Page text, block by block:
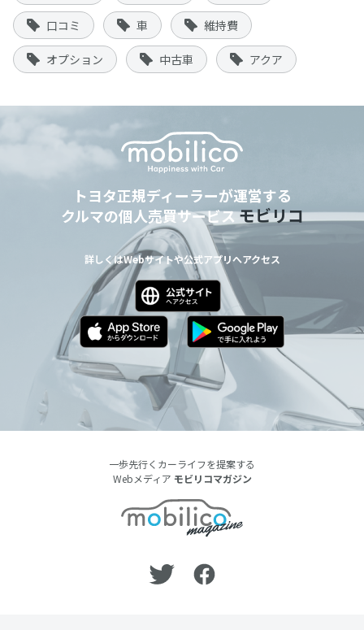
口コミ 車 維持費
オプション 中古車 アクア
トヨタ正規ディーラーが運営する
クルマの個人売買サービスモビリコ
詳しくはWebサイトや公式アプリへアクセス
一歩先行くカーライフを提案する
Webメディア モビリコマガジン